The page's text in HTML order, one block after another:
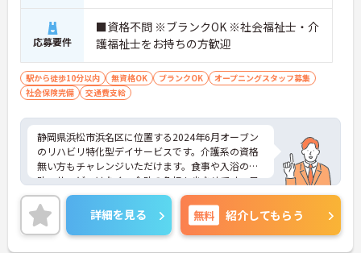
応募要件
■資格不問 ※ブランクOK ※社会福祉士・介
護福祉士をお持ちの方歓迎
駅から徒歩10分以内 無資格OK ブランクOK
オープニングスタッフ募集
社会保険完備
交通費支給
静岡県浜松市浜名区に位置する2024年6月オーブン
のリハビリ特化型デイサービスです。介護系の資格
無い方もチャレンジいただけます。食事や入浴の介
助・サービスはなく、介助の負担も少なめです。日
曜定休、週3日～の勤務が相談でき、プライベートと
両立もしやすい環境です。ご興味のある方には、面
接対策ポイントなど、さらに詳細をお話しいたしま
すのでお気軽にご相談ください！
詳細を見る 無料 紹介してもらう